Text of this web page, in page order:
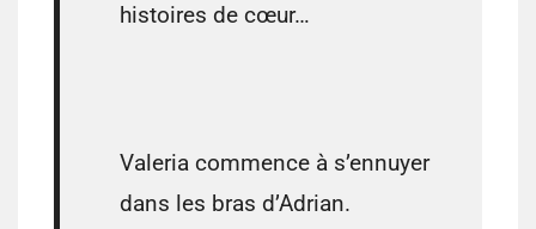
histoires de cœur…
Valeria commence à s’ennuyer
dans les bras d’Adrian.